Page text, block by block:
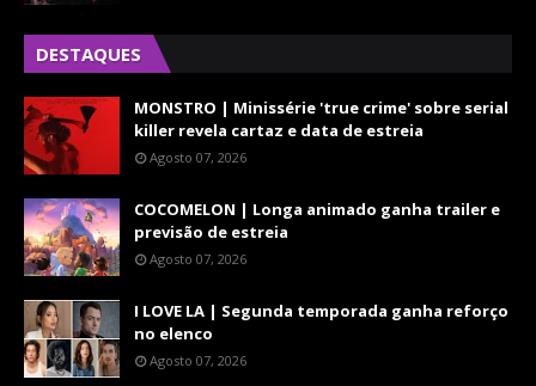
DESTAQUES
MONSTRO | Minissérie 'true crime' sobre serial
killer revela cartaz e data de estreia
Agosto 07, 2026
COCOMELON | Longa animado ganha trailer e
previsão de estreia
Agosto 07, 2026
I LOVE LA | Segunda temporada ganha reforço
no elenco
Agosto 07, 2026